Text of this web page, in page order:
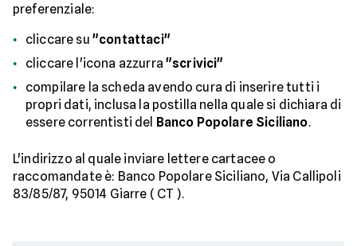
preferenziale:
cliccare su "contattaci"
cliccare l'icona azzurra "scrivici"
compilare la scheda avendo cura di inserire tutti i
propri dati, inclusa la postilla nella quale si dichiara di
essere correntisti del Banco Popolare Siciliano.
L'indirizzo al quale inviare lettere cartacee o
raccomandate è: Banco Popolare Siciliano, Via Callipoli
83/85/87, 95014 Giarre ( CT ).